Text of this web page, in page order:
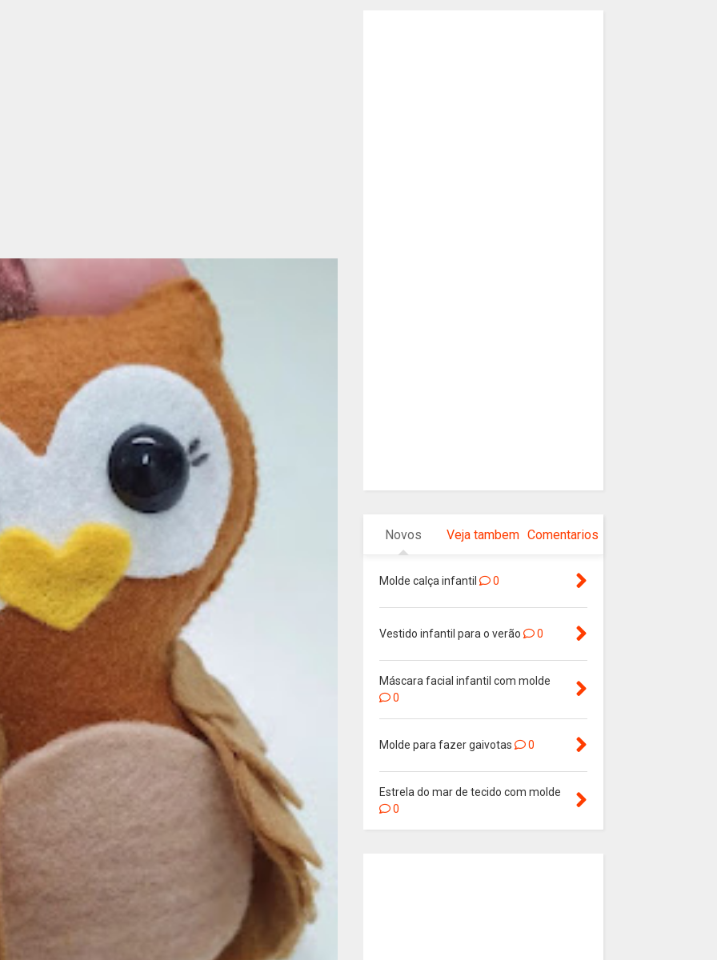
Novos Veja tambem Comentarios
Molde calça infantil 0
Vestido infantil para o verão 0
Máscara facial infantil com molde
0
Molde para fazer gaivotas 0
Estrela do mar de tecido com molde
0